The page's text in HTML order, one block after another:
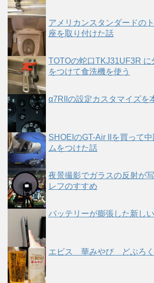
アメリカンスタンダードの
座を取り付けた話
TOTOの蛇口TKJ31UF3R
をつけて食洗機を使う
α7RIIの設定カスタマイズを
SHOEIのGT-Air IIを買って
ムをつけた話
夜景撮影でガラスの反射が
レフのすすめ
バッテリーが膨張した新し
エビス 華みやび どぶろく